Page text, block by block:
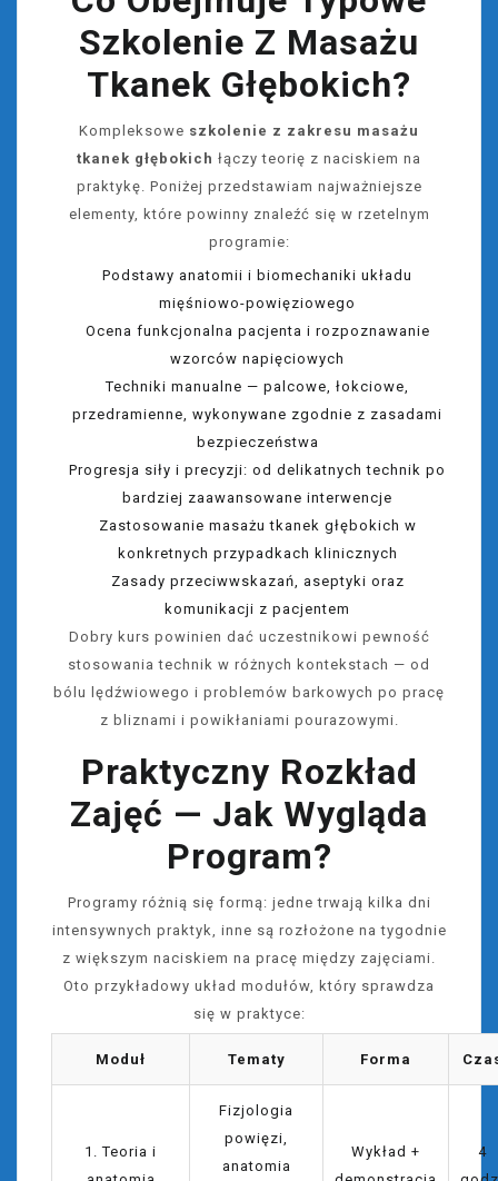
Szkolenie Z Masażu
Tkanek Głębokich?
Kompleksowe szkolenie z zakresu masażu
tkanek głębokich łączy teorię z naciskiem na
praktykę. Poniżej przedstawiam najważniejsze
elementy, które powinny znaleźć się w rzetelnym
programie:
Podstawy anatomii i biomechaniki układu
mięśniowo-powięziowego
Ocena funkcjonalna pacjenta i rozpoznawanie
wzorców napięciowych
Techniki manualne — palcowe, łokciowe,
przedramienne, wykonywane zgodnie z zasadami
bezpieczeństwa
Progresja siły i precyzji: od delikatnych technik po
bardziej zaawansowane interwencje
Zastosowanie masażu tkanek głębokich w
konkretnych przypadkach klinicznych
Zasady przeciwwskazań, aseptyki oraz
komunikacji z pacjentem
Dobry kurs powinien dać uczestnikowi pewność
stosowania technik w różnych kontekstach — od
bólu lędźwiowego i problemów barkowych po pracę
z bliznami i powikłaniami pourazowymi.
Praktyczny Rozkład
Zajęć — Jak Wygląda
Program?
Programy różnią się formą: jedne trwają kilka dni
intensywnych praktyk, inne są rozłożone na tygodnie
z większym naciskiem na pracę między zajęciami.
Oto przykładowy układ modułów, który sprawdza
się w praktyce:
Moduł Tematy Forma
1. Teoria i
Fizjologia
powięzi,
anatomia
Wykład +
4